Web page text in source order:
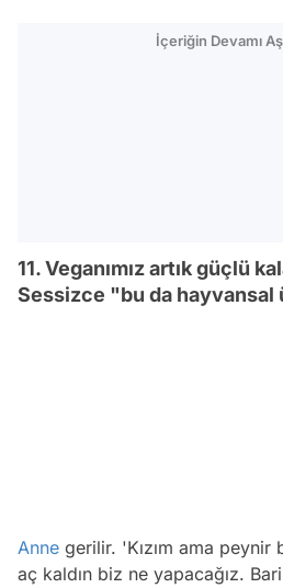
İçeriğin Devamı
11. Veganımız artık güçlü
Sessizce "bu da hayvansal
Anne gerilir. 'Kızım ama
aç kaldın biz ne yapacağız.